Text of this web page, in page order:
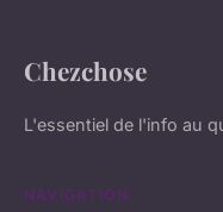
Chezchose
L'essentiel de l'info au
NAVIGATION